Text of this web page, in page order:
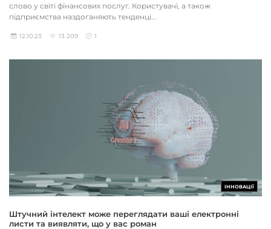
слово у світі фінансових послуг. Користувачі, а також
підприємства наздоганяють тенденці...
12.10.23 13 209 1
ІННОВАЦІЇ
Штучний інтелект може переглядати ваші електронні
листи та виявляти, що у вас роман